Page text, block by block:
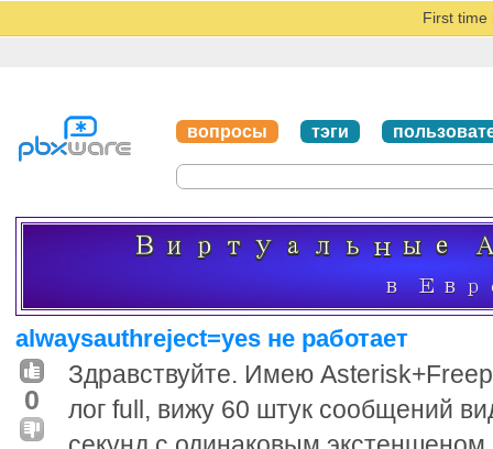
First time
вопросы тэги
alwaysauthreject=yes не работает
0
Здравствуйте. Имею
лог full, вижу 60 штук сообщений